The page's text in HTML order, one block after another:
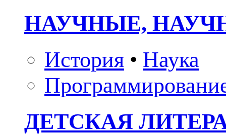
НАУЧНЫЕ,
История • Наука
ДЕТСКАЯ